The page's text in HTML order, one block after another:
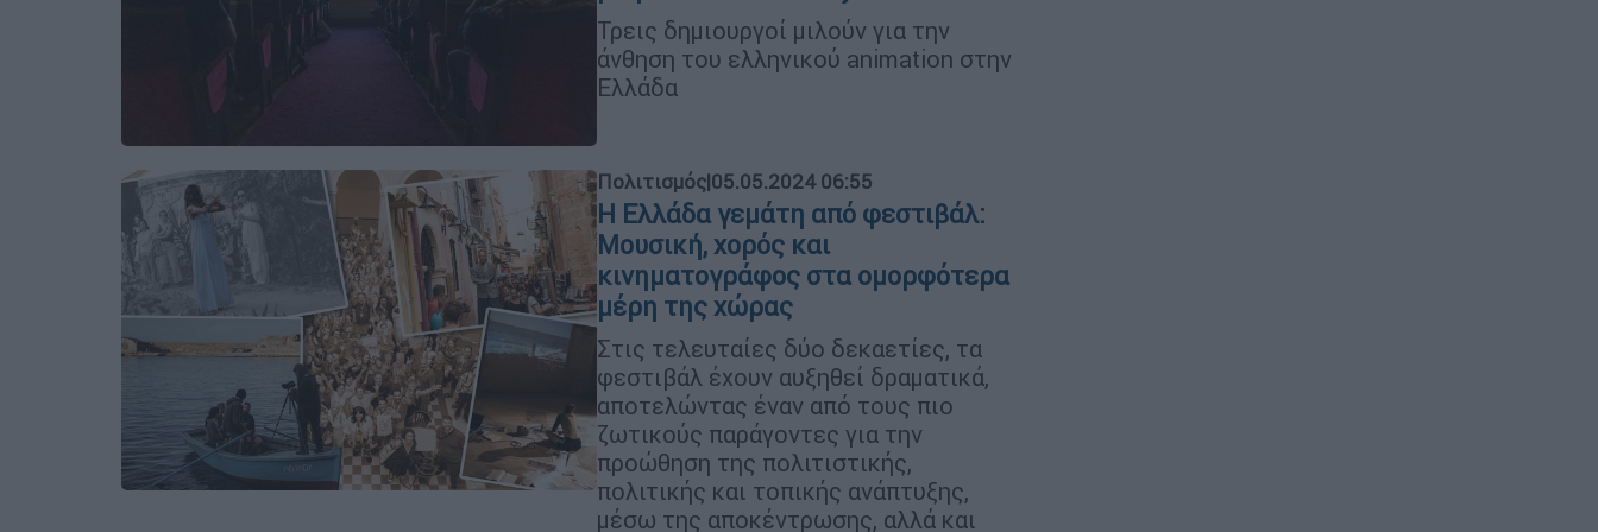
Τρεις δημιουργοί μιλούν για την
άνθηση του ελληνικού animation στην
Ελλάδα
Πολιτισμός|05.05.2024 06:55
Η Ελλάδα γεμάτη από φεστιβάλ:
Μουσική, χορός και
κινηματογράφος στα ομορφότερα
μέρη της χώρας
Στις τελευταίες δύο δεκαετίες, τα
φεστιβάλ έχουν αυξηθεί δραματικά,
αποτελώντας έναν από τους πιο
ζωτικούς παράγοντες για την
προώθηση της πολιτιστικής,
πολιτικής και τοπικής ανάπτυξης,
μέσω της αποκέντρωσης, αλλά και